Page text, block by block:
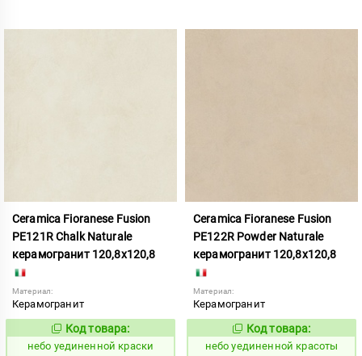
Ceramica Fioranese Fusion
PE121R Chalk Naturale
керамогранит 120,8x120,8
Материал:
Керамогранит
1122914
Код товара:
небо уединенной краски
Ceramica Fioranese Fusion
PE122R Powder Naturale
керамогранит 120,8x120,8
Материал:
Керамогранит
1122915
Код товара:
небо уединенной красоты